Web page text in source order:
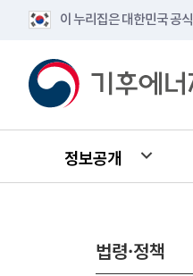
이 누리집은 대한민국 공
정보공개
법령·정책